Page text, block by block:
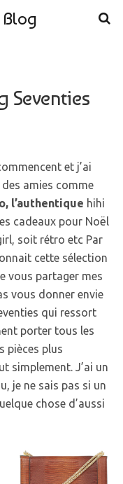
Blog
Seventies
et j’ai
amies comme
l’authentique hihi
cadeaux pour Noël
soit rétro etc Par
cette sélection
vous partager mes
vous donner envie
qui ressort
porter tous les
pièces plus
simplement. J’ai un
je ne sais pas si un
chose d’aussi